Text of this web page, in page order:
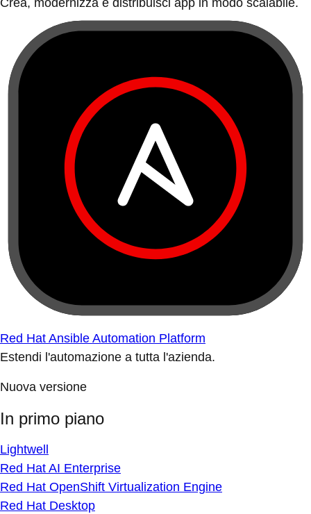
Crea, modernizza e distribuisci app in modo scalabile.
Red Hat Ansible Automation Platform
Estendi l'automazione a tutta l'azienda.
Nuova versione
In primo piano
Lightwell
Red Hat AI Enterprise
Red Hat OpenShift Virtualization Engine
Red Hat Desktop